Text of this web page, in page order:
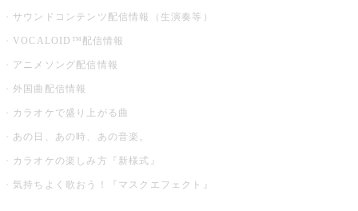
サウンドコンテンツ配信情報（生演奏等）
VOCALOID™配信情報
アニメソング配信情報
外国曲配信情報
カラオケで盛り上がる曲
あの日、あの時、あの音楽。
カラオケの楽しみ方『新様式』
気持ちよく歌おう！『マスクエフェクト』